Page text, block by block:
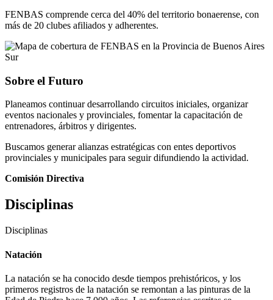
FENBAS comprende cerca del 40% del territorio bonaerense, con
más de 20 clubes afiliados y adherentes.
Sobre el Futuro
Planeamos continuar desarrollando circuitos iniciales, organizar
eventos nacionales y provinciales, fomentar la capacitación de
entrenadores, árbitros y dirigentes.
Buscamos generar alianzas estratégicas con entes deportivos
provinciales y municipales para seguir difundiendo la actividad.
Comisión Directiva
Disciplinas
Disciplinas
Natación
La natación se ha conocido desde tiempos prehistóricos, y los
primeros registros de la natación se remontan a las pinturas de la